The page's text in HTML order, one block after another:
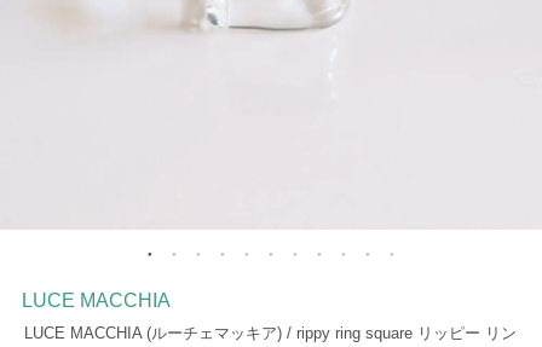
LUCE MACCHIA
LUCE MACCHIA (ルーチェマッキア) / rippy ring square リッピー リン